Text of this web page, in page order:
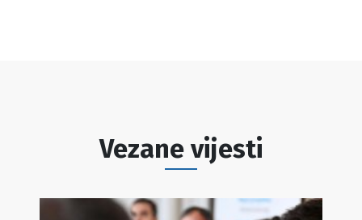
Vezane vijesti